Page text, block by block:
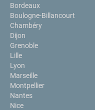
Bordeaux
Boulogne-Billancourt
Chambéry
Dijon
Grenoble
Lille
Lyon
Marseille
Montpellier
Nantes
Nice